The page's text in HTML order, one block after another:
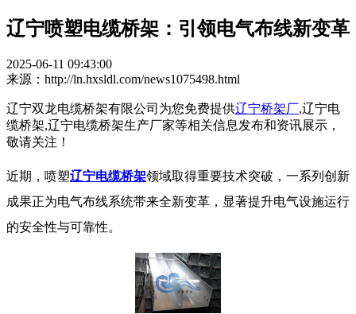
辽宁喷塑电缆桥架：引领电气布线新变革​
2025-06-11 09:43:00
来源：http://ln.hxsldl.com/news1075498.html
辽宁双龙电缆桥架有限公司为您免费提供辽宁桥架厂,辽宁电
缆桥架,辽宁电缆桥架生产厂家等相关信息发布和资讯展示，
敬请关注！
近期，喷塑辽宁电缆桥架领域取得重要技术突破，一系列创新
成果正为电气布线系统带来全新变革，显著提升电气设施运行
的安全性与可靠性。